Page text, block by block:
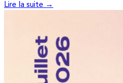
Lire la suite →